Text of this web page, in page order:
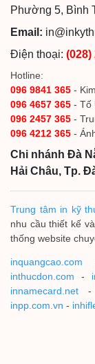
Phường 5, Bình
Email:
Điện thoại: (028)
Hotline:
096 9841 365 -
096 4657 365 - Tố
096 2457 365 -
096 4212 365 -
Chi nhánh Đà
Hải Châu, Tp.
Trung tâm in kỹ
nhu cầu thiết kế
thống website
inquangcao.com
inthucdon.com -
innamecard.net -
inpp.com.vn -